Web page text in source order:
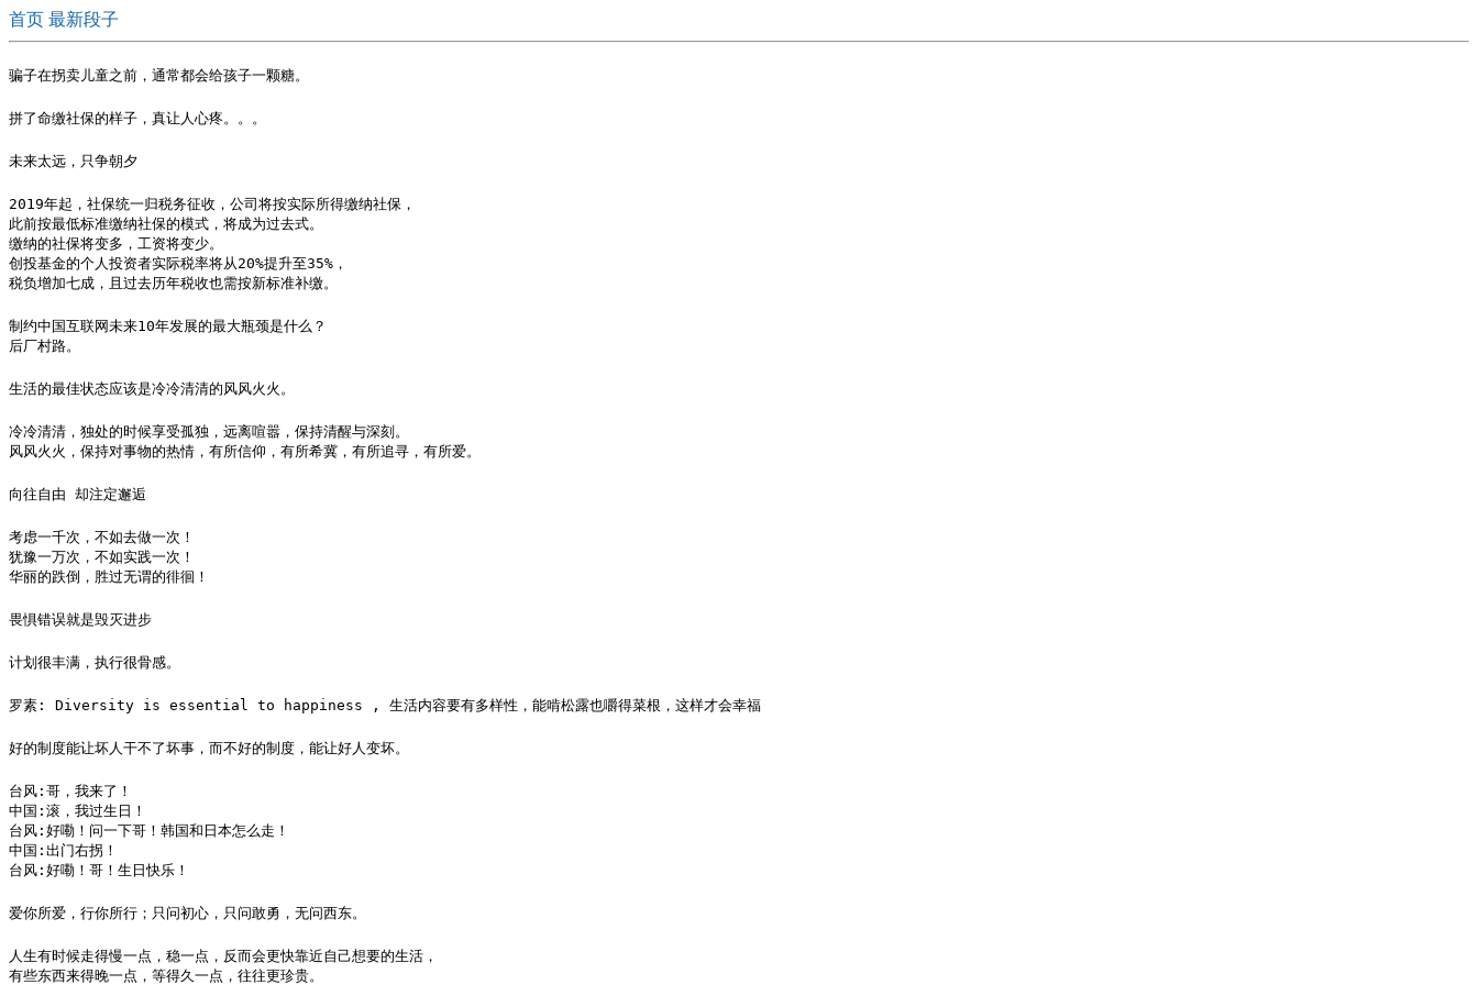
首页 最新段子
骗子在拐卖儿童之前，通常都会给孩子一颗糖。
拼了命缴社保的样子，真让人心疼。。。
未来太远，只争朝夕
2019年起，社保统一归税务征收，公司将按实际所得缴纳社保，
此前按最低标准缴纳社保的模式，将成为过去式。
缴纳的社保将变多，工资将变少。
创投基金的个人投资者实际税率将从20%提升至35%，
税负增加七成，且过去历年税收也需按新标准补缴。
制约中国互联网未来10年发展的最大瓶颈是什么？
后厂村路。
生活的最佳状态应该是冷冷清清的风风火火。
冷冷清清，独处的时候享受孤独，远离喧嚣，保持清醒与深刻。
风风火火，保持对事物的热情，有所信仰，有所希冀，有所追寻，有所爱。
向往自由 却注定邂逅
考虑一千次，不如去做一次！
犹豫一万次，不如实践一次！
华丽的跌倒，胜过无谓的徘徊！
畏惧错误就是毁灭进步
计划很丰满，执行很骨感。
罗素: Diversity is essential to happiness , 生活内容要有多样性，能啃松露也嚼得菜根，这样才会幸福
好的制度能让坏人干不了坏事，而不好的制度，能让好人变坏。
台风:哥，我来了！
中国:滚，我过生日！
台风:好嘞！问一下哥！韩国和日本怎么走！
中国:出门右拐！
台风:好嘞！哥！生日快乐！
爱你所爱，行你所行；只问初心，只问敢勇，无问西东。
人生有时候走得慢一点，稳一点，反而会更快靠近自己想要的生活，
有些东西来得晚一点，等得久一点，往往更珍贵。